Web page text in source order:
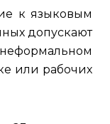
к языковым
допускают
или рабочих